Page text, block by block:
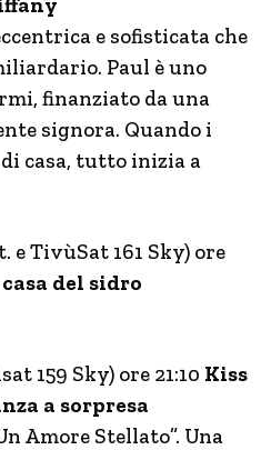
e sofisticata che
Paul è uno
finanziato da una
signora. Quando i
casa, tutto inizia a
e TivùSat 161 Sky) ore
del sidro
159 Sky) ore 21:10 Kiss
a sorpresa
Amore Stellato”. Una